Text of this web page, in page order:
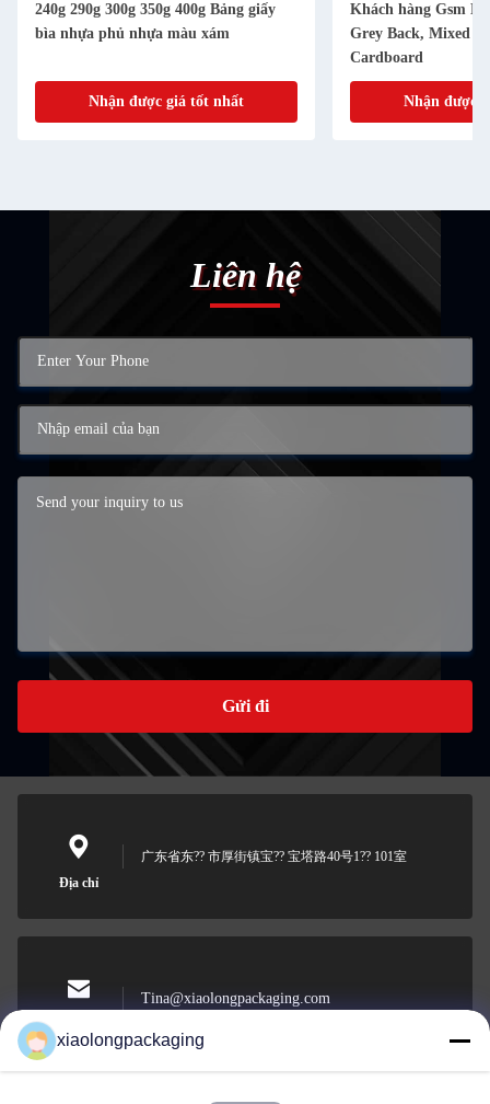
240g 290g 300g 350g 400g Bảng giấy
bìa nhựa phủ nhựa màu xám
Nhận được giá tốt nhất
Khách hàng Gsm
Grey Back, Mixed
Cardboard
Nhận được
Liên hệ
Gửi đi
Địa chỉ
广东省东?? 市厚街镇宝?? 宝塔路40号1?? 101室
Tina@xiaolongpackaging.com
xiaolongpackaging